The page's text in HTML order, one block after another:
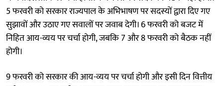
5 फरवरी को सरकार राज्यपाल के अभिभाषण पर सदस्यों द्वारा दिए गए
सुझावों और उठाए गए सवालों पर जवाब देगी। 6 फरवरी को बजट में
निहित आय-व्यय पर चर्चा होगी, जबकि 7 और 8 फरवरी को बैठक नहीं
होगी।
9 फरवरी को सरकार की आय-व्यय पर चर्चा होगी और इसी दिन वित्तीय